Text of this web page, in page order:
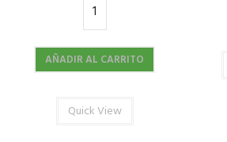
AÑADIR AL CARRITO
Quick View